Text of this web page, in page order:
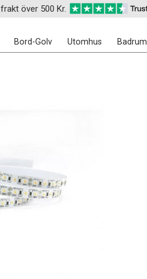
över 500 Kr.
Bord-Golv Utomhus Badrum